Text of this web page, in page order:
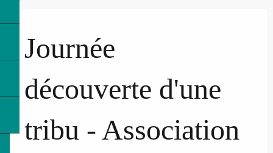
Journée
découverte d'une
tribu - Association